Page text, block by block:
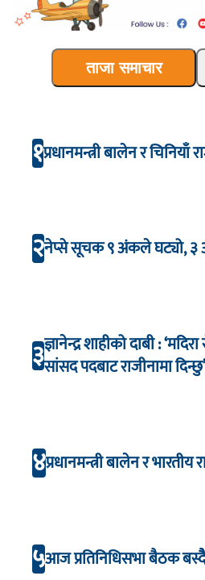
ताजा समाचार
१प्रधानमन्त्री बालेन र चिनियाँ
२नेप्से सूचक ९ अंकले घट्यो, ३
३ज्ञानेन्द्र शाहीको दाबी :
सांसद पदबाट राजीनामा दिन्छु’
४प्रधानमन्त्री बालेन र भारतीय
५आज प्रतिनिधिसभा बैठक